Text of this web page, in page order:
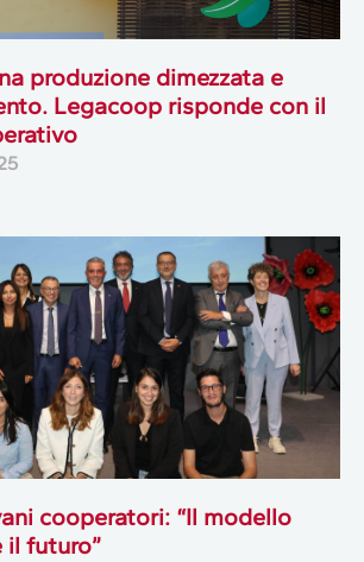
produzione dimezzata e
Legacoop risponde con il
cooperatori: “Il modello
il futuro”